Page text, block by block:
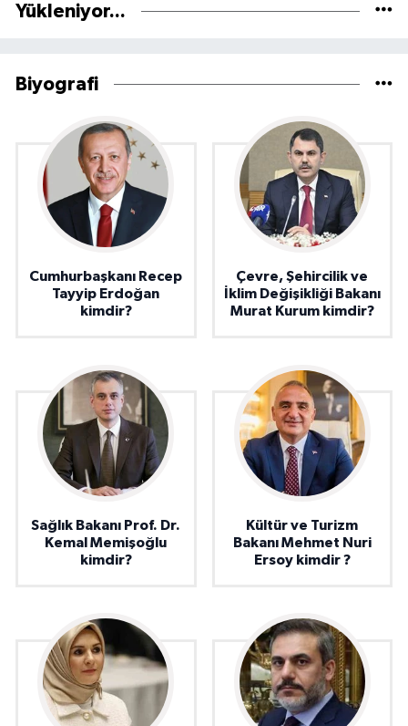
Yükleniyor...
Biyografi
Cumhurbaşkanı Recep
Tayyip Erdoğan
kimdir?
Çevre, Şehircilik ve
İklim Değişikliği Bakanı
Murat Kurum kimdir?
Sağlık Bakanı Prof. Dr.
Kemal Memişoğlu
kimdir?
Kültür ve Turizm
Bakanı Mehmet Nuri
Ersoy kimdir ?